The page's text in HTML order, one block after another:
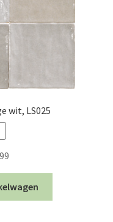
wit, LS025
prijs
is:
€84,99.